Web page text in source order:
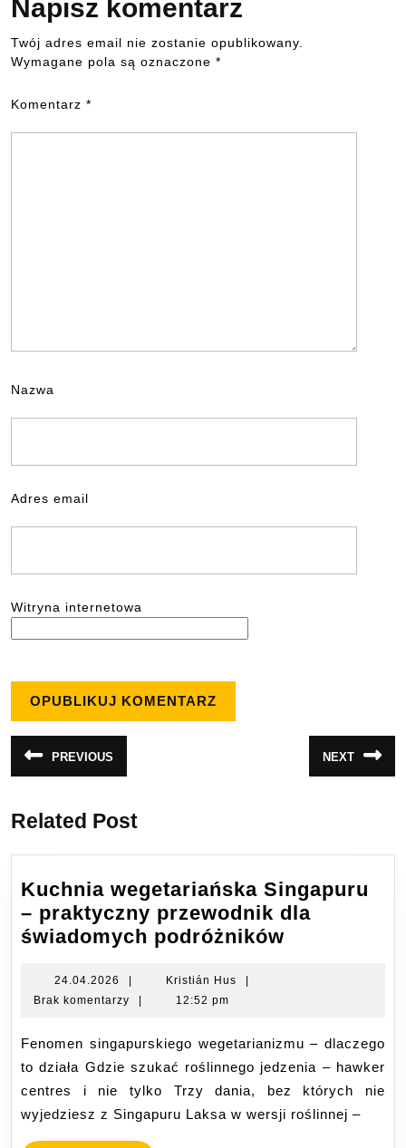
Napisz komentarz
Twój adres email nie zostanie opublikowany.
Wymagane pola są oznaczone *
Komentarz *
Nazwa
Adres email
Witryna internetowa
Nawigacja
wpisu
PREVIOUS
wpis:
NEXT
wpis:
Related Post
Kuchnia wegetariańska Singapuru
– praktyczny przewodnik dla
świadomych podróżników
przewodnik
dla
24.04.2026 24.04.2026Kristián Hus
Kristián
Brak komentarzy
12:52 pm
Fenomen singapurskiego wegetarianizmu – dlaczego
to działa Gdzie szukać roślinnego jedzenia – hawker
centres i nie tylko Trzy dania, bez których nie
wyjedziesz z Singapuru Laksa w wersji roślinnej –